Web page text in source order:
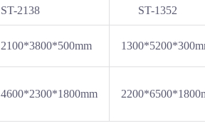
ST-2138 ST-1352
2100*3800*500mm
4600*2300*1800mm